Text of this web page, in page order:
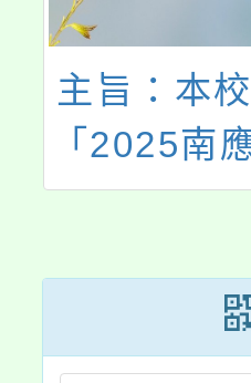
主旨：本
「2025南
國中等學
與啦啦舞
賽」，敬
公告並協